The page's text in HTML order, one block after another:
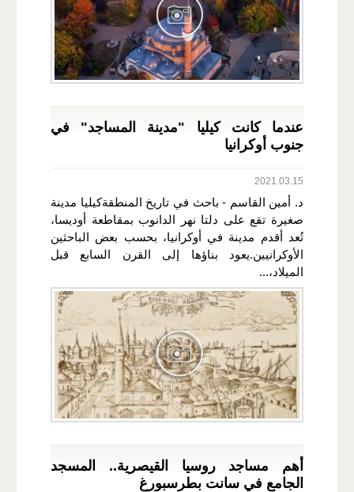
عندما كانت كيليا "مدينة المساجد" في
جنوب أوكرانيا
2021.03.15
د. أمين القاسم - باحث في تاريخ المنطقةكيليا مدينة
صغيرة تقع على دلتا نهر الدانوب بمقاطعة أوديسا،
تُعد أقدم مدينة في أوكرانيا، بحسب بعض الباحثين
الأوكرانيين.يعود بناؤها إلى القرن السابع قبل
الميلاد،...
أهم مساجد روسيا القيصرية.. المسجد
الجامع في سانت بطرسبورغ